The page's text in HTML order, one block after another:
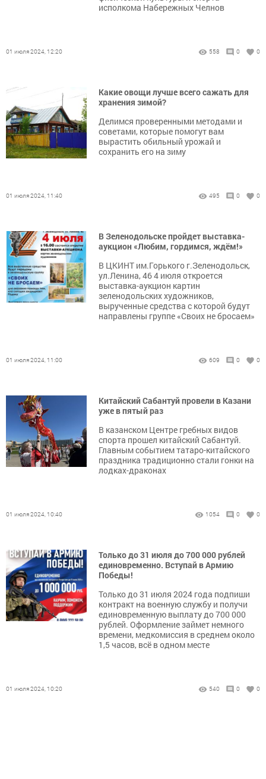
исполкома Набережных Челнов
01 июля 2024, 12:20 558 0 0
Какие овощи лучше всего сажать для
хранения зимой?
Делимся проверенными методами и
советами, которые помогут вам
вырастить обильный урожай и
сохранить его на зиму
01 июля 2024, 11:40 495 0 0
В Зеленодольске пройдет выставка-
аукцион «Любим, гордимся, ждём!»
В ЦКИНТ им.Горького г.Зеленодольск,
ул.Ленина, 46 4 июля откроется
выставка-аукцион картин
зеленодольских художников,
вырученные средства с которой будут
направлены группе «Своих не бросаем»
01 июля 2024, 11:00 609 0 0
Китайский Сабантуй провели в Казани
уже в пятый раз
В казанском Центре гребных видов
спорта прошел китайский Сабантуй.
Главным событием татаро-китайского
праздника традиционно стали гонки на
лодках-драконах
01 июля 2024, 10:40 1054 0 0
Только до 31 июля до 700 000 рублей
единовременно. Вступай в Армию
Победы!
Только до 31 июля 2024 года подпиши
контракт на военную службу и получи
единовременную выплату до 700 000
рублей. Оформление займет немного
времени, медкомиссия в среднем около
1,5 часов, всё в одном месте
01 июля 2024, 10:20 540 0 0